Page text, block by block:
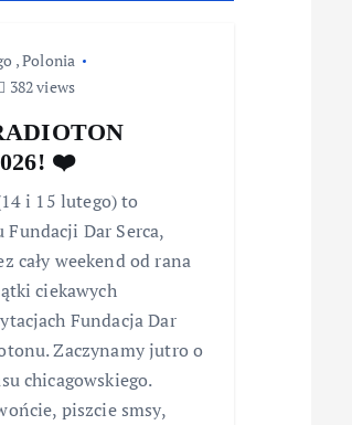
,Polonia
382 views
❤️
i 15 lutego) to
Dar Serca,
cały weekend od rana
ciekawych
Fundacja Dar
Zaczynamy jutro o
chicagowskiego.
piszcie smsy,